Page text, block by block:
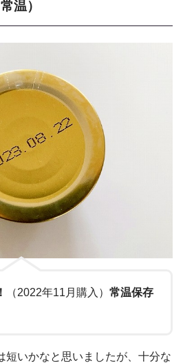
温）
（2022年11月購入） 常温保存
短いかなと思いましたが、十分な